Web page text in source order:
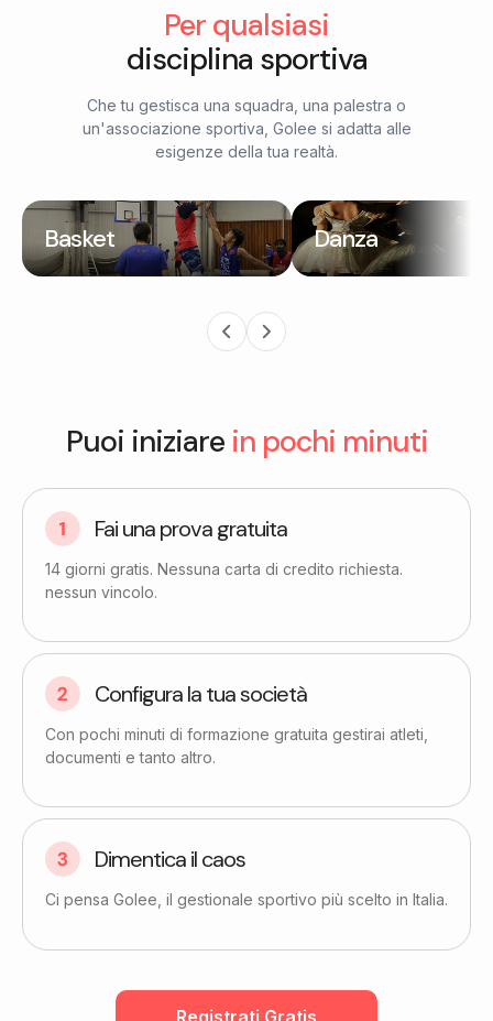
Per qualsiasi
disciplina sportiva
Che tu gestisca una squadra, una palestra o
un'associazione sportiva, Golee si adatta alle
esigenze della tua realtà.
Basket Danza
Puoi iniziare in pochi minuti
Fai una prova gratuita​
14 giorni gratis. Nessuna carta di credito richiesta.
nessun vincolo.
Configura la tua società
Con pochi minuti di formazione gratuita gestirai atleti,
documenti e tanto altro.
Dimentica il caos
Ci pensa Golee, il gestionale sportivo più scelto in Italia.
Registrati Gratis